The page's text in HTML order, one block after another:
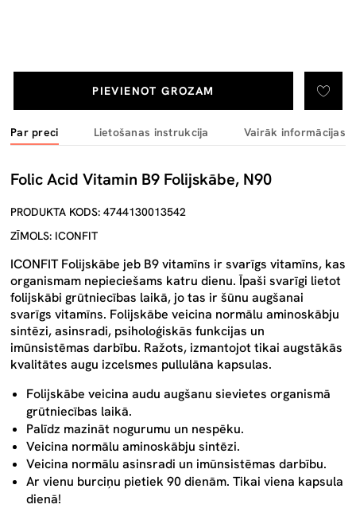
PIEVIENOT GROZAM
Par preci Lietošanas instrukcija Vairāk informācijas
Folic Acid Vitamin B9 Folijskābe, N90
PRODUKTA KODS: 4744130013542
ZĪMOLS: ICONFIT
ICONFIT Folijskābe jeb B9 vitamīns ir svarīgs vitamīns, kas
organismam nepieciešams katru dienu. Īpaši svarīgi lietot
folijskābi grūtniecības laikā, jo tas ir šūnu augšanai
svarīgs vitamīns. Folijskābe veicina normālu aminoskābju
sintēzi, asinsradi, psiholoģiskās funkcijas un
imūnsistēmas darbību. Ražots, izmantojot tikai augstākās
kvalitātes augu izcelsmes pullulāna kapsulas.
Folijskābe veicina audu augšanu sievietes organismā
grūtniecības laikā.
Palīdz mazināt nogurumu un nespēku.
Veicina normālu aminoskābju sintēzi.
Veicina normālu asinsradi un imūnsistēmas darbību.
Ar vienu burciņu pietiek 90 dienām. Tikai viena kapsula
dienā!